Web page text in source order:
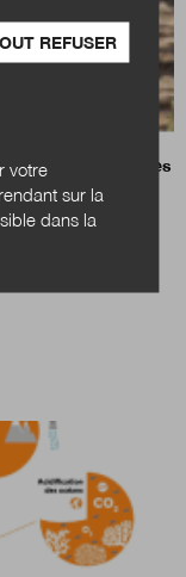
nationale des
!
REFUSER
votre
sur la
dans la